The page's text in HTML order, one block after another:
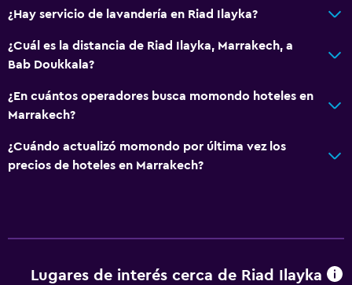
¿Hay servicio de lavandería en Riad Ilayka?
¿Cuál es la distancia de Riad Ilayka, Marrakech, a
Bab Doukkala?
¿En cuántos operadores busca momondo hoteles en
Marrakech?
¿Cuándo actualizó momondo por última vez los
precios de hoteles en Marrakech?
Lugares de interés cerca de Riad Ilayka